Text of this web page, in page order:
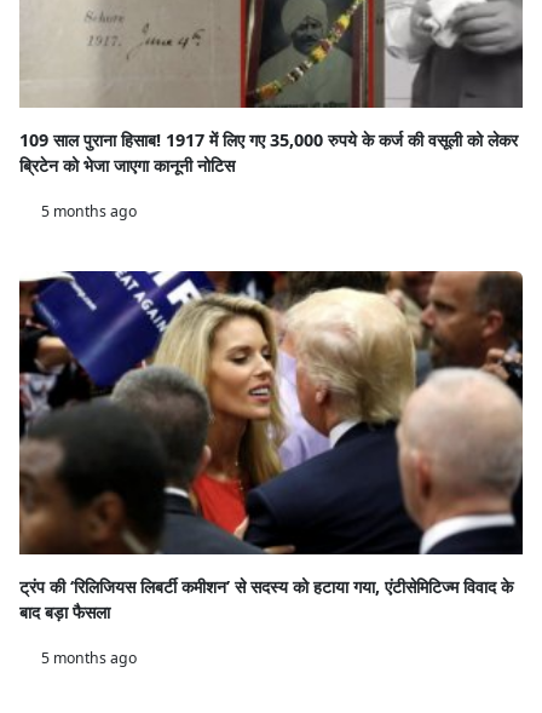
109 साल पुराना हिसाब! 1917 में लिए गए 35,000 रुपये के कर्ज की वसूली को लेकर
ब्रिटेन को भेजा जाएगा कानूनी नोटिस
5 months ago
ट्रंप की ‘रिलिजियस लिबर्टी कमीशन’ से सदस्य को हटाया गया, एंटीसेमिटिज्म विवाद के
बाद बड़ा फैसला
5 months ago